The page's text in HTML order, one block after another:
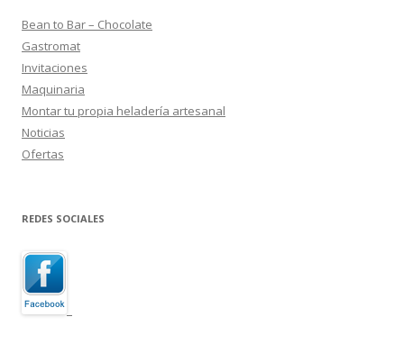
Bean to Bar – Chocolate
Gastromat
Invitaciones
Maquinaria
Montar tu propia heladería artesanal
Noticias
Ofertas
REDES SOCIALES